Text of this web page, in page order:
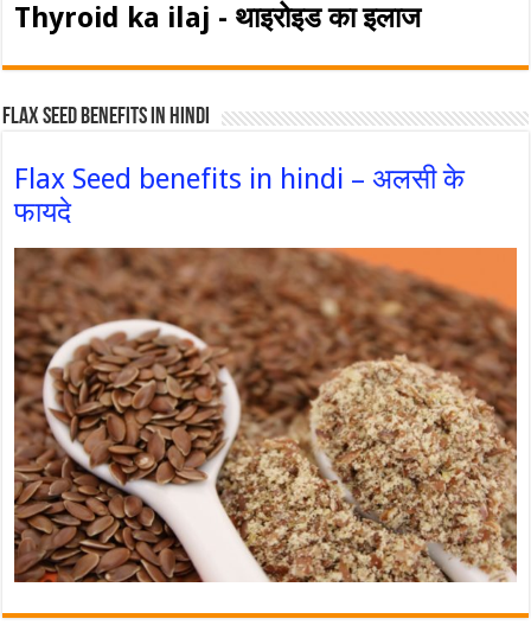
Thyroid ka ilaj - थाइरोइड का इलाज
Flax Seed Benefits in hindi
Flax Seed benefits in hindi – अलसी के
फायदे